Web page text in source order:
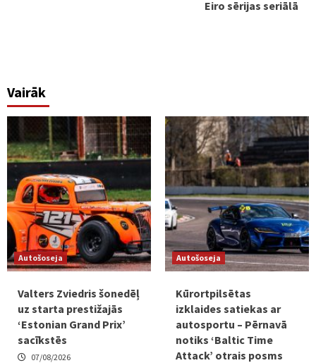
Eiro sērijas seriālā
Vairāk
Autošoseja
Valters Zviedris šonedēļ
uz starta prestižajās
‘Estonian Grand Prix’
sacīkstēs
07/08/2026
Autošoseja
Kūrortpilsētas
izklaides satiekas ar
autosportu – Pērnavā
notiks ‘Baltic Time
Attack’ otrais posms